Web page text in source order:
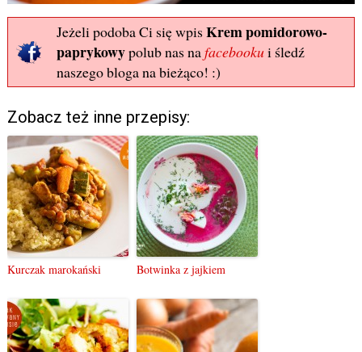
Jeżeli podoba Ci się wpisKrem pomidorowo-
paprykowypolub nas nafacebookui śledź
naszego bloga na bieżąco! :)
Zobacz też inne przepisy:
Kurczak marokański Botwinka z jajkiem